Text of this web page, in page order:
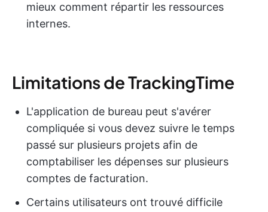
mieux comment répartir les ressources
internes.
Limitations de TrackingTime
L'application de bureau peut s'avérer
compliquée si vous devez suivre le temps
passé sur plusieurs projets afin de
comptabiliser les dépenses sur plusieurs
comptes de facturation.
Certains utilisateurs ont trouvé difficile